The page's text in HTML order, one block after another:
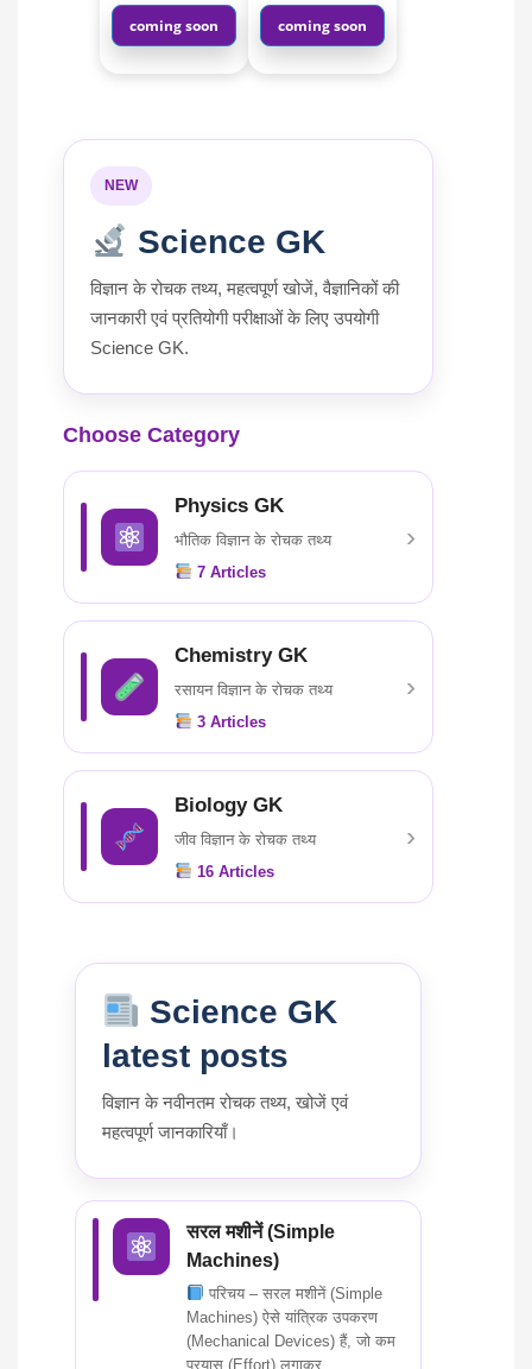
coming soon coming soon
NEW
Science GK
विज्ञान के रोचक तथ्य, महत्वपूर्ण खोजें, वैज्ञानिकों की
जानकारी एवं प्रतियोगी परीक्षाओं के लिए उपयोगी
Science GK.
Choose Category
Physics GK
भौतिक विज्ञान के रोचक तथ्य
7Articles
›
Chemistry GK
रसायन विज्ञान के रोचक तथ्य
3Articles
›
Biology GK
जीव विज्ञान के रोचक तथ्य
16Articles
›
Science GK
latest posts
विज्ञान के नवीनतम रोचक तथ्य, खोजें एवं
महत्वपूर्ण जानकारियाँ।
सरल मशीनें (Simple
Machines)
परिचय – सरल मशीनें (Simple
Machines) ऐसे यांत्रिक उपकरण
(Mechanical Devices) हैं, जो कम
प्रयास (Effort) लगाकर...